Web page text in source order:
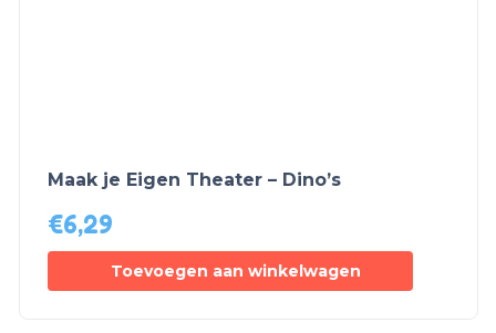
Maak je Eigen Theater – Dino’s
€6,29
Toevoegen aan winkelwagen